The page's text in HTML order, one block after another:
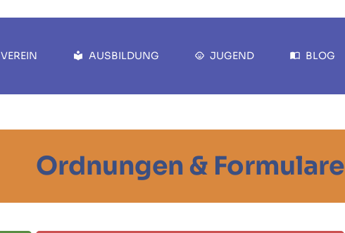
VEREIN AUSBILDUNG JUGEND BLOG
Ordnungen & Formulare